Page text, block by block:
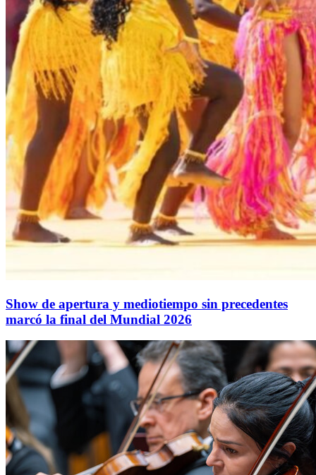
Show de apertura y mediotiempo sin precedentes
marcó la final del Mundial 2026